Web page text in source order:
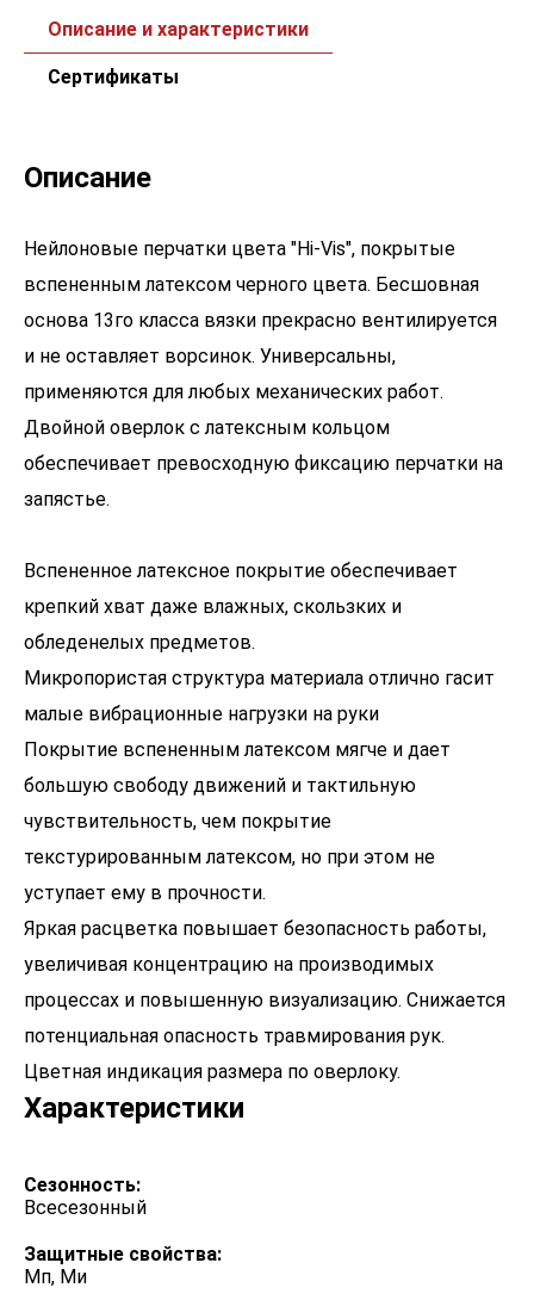
Описание и характеристики
Сертификаты
Описание
Нейлоновые перчатки цвета "Hi-Vis", покрытые
вспененным латексом черного цвета. Бесшовная
основа 13го класса вязки прекрасно вентилируется
и не оставляет ворсинок. Универсальны,
применяются для любых механических работ.
Двойной оверлок с латексным кольцом
обеспечивает превосходную фиксацию перчатки на
запястье.
Вспененное латексное покрытие обеспечивает
крепкий хват даже влажных, скользких и
обледенелых предметов.
Микропористая структура материала отлично гасит
малые вибрационные нагрузки на руки
Покрытие вспененным латексом мягче и дает
большую свободу движений и тактильную
чувствительность, чем покрытие
текстурированным латексом, но при этом не
уступает ему в прочности.
Яркая расцветка повышает безопасность работы,
увеличивая концентрацию на производимых
процессах и повышенную визуализацию. Снижается
потенциальная опасность травмирования рук.
Характеристики
Сезонность:
Всесезонный
Защитные свойства:
Мп, Ми